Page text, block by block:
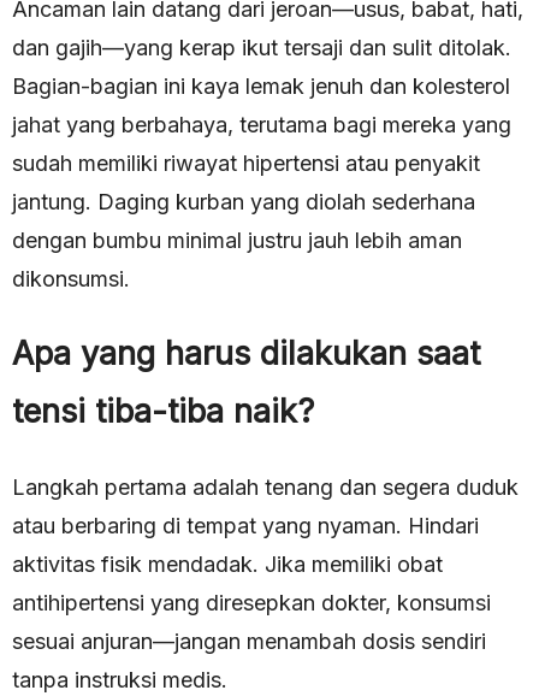
Ancaman lain datang dari jeroan—usus, babat, hati,
dan gajih—yang kerap ikut tersaji dan sulit ditolak.
Bagian-bagian ini kaya lemak jenuh dan kolesterol
jahat yang berbahaya, terutama bagi mereka yang
sudah memiliki riwayat hipertensi atau penyakit
jantung. Daging kurban yang diolah sederhana
dengan bumbu minimal justru jauh lebih aman
dikonsumsi.
Apa yang harus dilakukan saat
tensi tiba-tiba naik?
Langkah pertama adalah tenang dan segera duduk
atau berbaring di tempat yang nyaman. Hindari
aktivitas fisik mendadak. Jika memiliki obat
antihipertensi yang diresepkan dokter, konsumsi
sesuai anjuran—jangan menambah dosis sendiri
tanpa instruksi medis.